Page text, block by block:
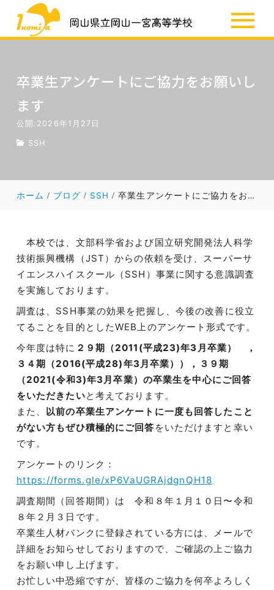
SSH
卒業生アンケートにご協力をお願いし
ます
公開:2026年1月27日
SSH
ホーム ブログ SSH 卒業生アンケートにご協力をお願いします
本校では、文部科学省および国立研究開発法人科学
技術振興機構（JST）からの依頼を受け、スーパーサ
イエンスハイスクール（SSH）事業に関する意識調査
を実施しております。
調査は、SSH事業の効果を把握し、今後の改善に役立
てることを目的としたWEB上のアンケート形式です。
今年度は特に ２９期（2011(平成23)年3月卒業） ，
３４期（2016(平成28)年3月卒業）），３９期
（2021(令和3)年3月卒業）の卒業生を中心にご回答
をいただきたいと考えております。
また、 以前の卒業生アンケートに一度も回答したこと
がない方もぜひ積極的にご回答 をいただけますと幸い
です。
アンケートのリンク：
https://forms.gle/xP6VaUGRAjdgnQH18
調査期間（回答期間）は 令和８年１月１０日〜令和
８年２月３日です。
卒業生人材バンクに登録されている方には、メールで
詳細をお知らせしておりますので、ご確認の上ご協力
をお願い申し上げます。
お忙しい中恐縮ですが、皆様のご協力を何卒よろしく